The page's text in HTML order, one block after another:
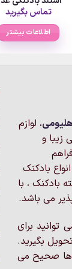
تماس بگیرید
اطلاعات بیشتر
، لوازم
زیبا و
بادکنک
بادکنک ، با
می باشد.
توانید برای
روز تحویل بگیرید.
ها صحیح می